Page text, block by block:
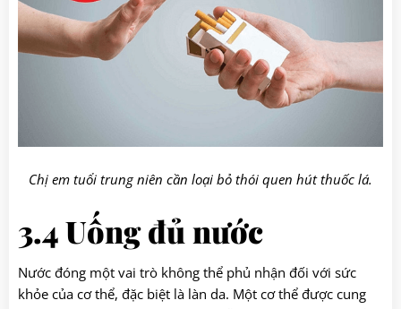
Chị em tuổi trung niên cần loại bỏ thói quen hút thuốc lá.
3.4 Uống đủ nước
Nước đóng một vai trò không thể phủ nhận đối với sức
khỏe của cơ thể, đặc biệt là làn da. Một cơ thể được cung